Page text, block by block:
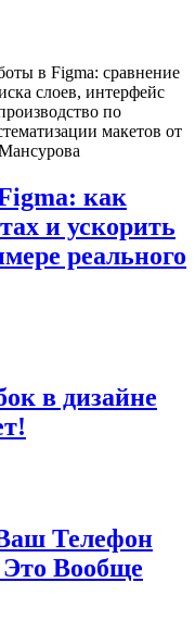
как
и ускорить
реального
в дизайне
Телефон
Вообще